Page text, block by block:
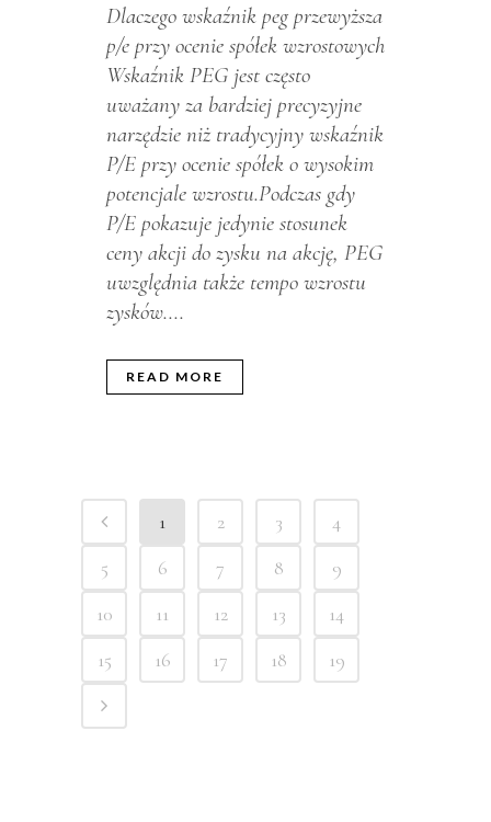
Dlaczego wskaźnik peg przewyższa
p/e przy ocenie spółek wzrostowych
Wskaźnik PEG jest często
uważany za bardziej precyzyjne
narzędzie niż tradycyjny wskaźnik
P/E przy ocenie spółek o wysokim
potencjale wzrostu.Podczas gdy
P/E pokazuje jedynie stosunek
ceny akcji do zysku na akcję, PEG
uwzględnia także tempo wzrostu
zysków....
READ MORE
1 2 3
4
5
6 7 8
9
10
11 12 13
14
15
16 17 18 19